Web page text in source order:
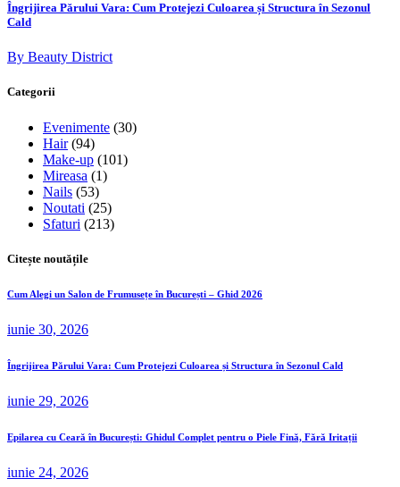
Îngrijirea Părului Vara: Cum Protejezi Culoarea și Structura în Sezonul
Cald
By Beauty District
Categorii
Evenimente (30)
Hair(94)
Make-up (101)
Mireasa (1)
Nails (53)
Noutati (25)
Sfaturi (213)
Citește noutățile
Cum Alegi un Salon de Frumusețe în București – Ghid 2026
iunie 30, 2026
Îngrijirea Părului Vara: Cum Protejezi Culoarea și Structura în Sezonul Cald
iunie 29, 2026
Epilarea cu Ceară în București: Ghidul Complet pentru o Piele Fină, Fără Iritații
iunie 24, 2026